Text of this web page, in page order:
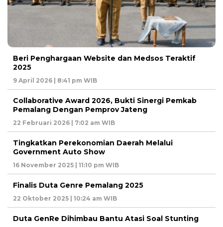
Beri Penghargaan Website dan Medsos Teraktif
2025
9 April 2026 | 8:41 pm WIB
Collaborative Award 2026, Bukti Sinergi Pemkab
Pemalang Dengan Pemprov Jateng
22 Februari 2026 | 7:02 am WIB
Tingkatkan Perekonomian Daerah Melalui
Government Auto Show
16 November 2025 | 11:10 pm WIB
Finalis Duta Genre Pemalang 2025
22 Oktober 2025 | 10:24 am WIB
Duta GenRe Dihimbau Bantu Atasi Soal Stunting